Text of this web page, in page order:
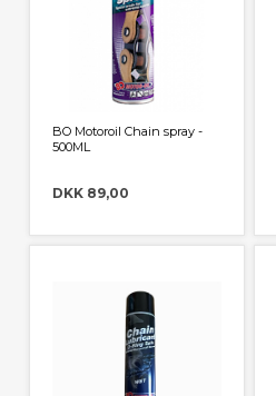
BO Motoroil Chain spray -
500ML
DKK 89,00